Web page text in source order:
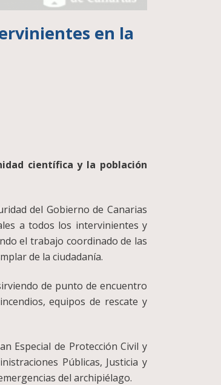
en la
científica y la población
del Gobierno de Canarias
a todos los intervinientes y
el trabajo coordinado de las
de la ciudadanía.
de punto de encuentro
equipos de rescate y
Especial de Protección Civil y
Públicas, Justicia y
del archipiélago.